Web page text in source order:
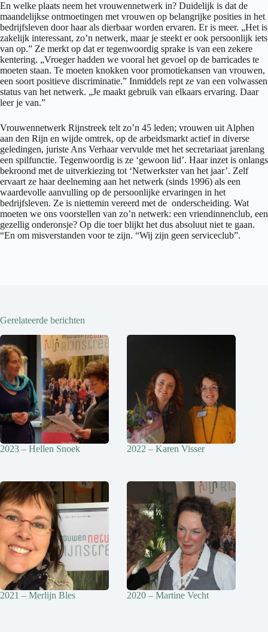
En welke plaats neem het vrouwennetwerk in? Duidelijk is dat de
maandelijkse ontmoetingen met vrouwen op belangrijke posities in het
bedrijfsleven door haar als dierbaar worden ervaren. Er is meer. „Het is
zakelijk interessant, zo’n netwerk, maar je steekt er ook persoonlijk iets
van op.” Ze merkt op dat er tegenwoordig sprake is van een zekere
kentering. „Vroeger hadden we vooral het gevoel op de barricades te
moeten staan. Te moeten knokken voor promotiekansen van vrouwen,
een soort positieve discriminatie.” Inmiddels rept ze van een volwassen
status van het netwerk. „Je maakt gebruik van elkaars ervaring. Daar
leer je van.”
Vrouwennetwerk Rijnstreek telt zo’n 45 leden; vrouwen uit Alphen
aan den Rijn en wijde omtrek, op de arbeidsmarkt actief in diverse
geledingen, juriste Ans Verhaar vervulde met het secretariaat jarenlang
een spilfunctie. Tegenwoordig is ze ‘gewoon lid’. Haar inzet is onlangs
bekroond met de uitverkiezing tot ‘Netwerkster van het jaar’. Zelf
ervaart ze haar deelneming aan het netwerk (sinds 1996) als een
waardevolle aanvulling op de persoonlijke ervaringen in het
bedrijfsleven. Ze is niettemin vereerd met de onderscheiding. Wat
moeten we ons voorstellen van zo’n netwerk: een vriendinnenclub, een
gezellig onderonsje? Op die toer blijkt het dus absoluut niet te gaan.
“En om misverstanden voor te zijn. “Wij zijn geen serviceclub”.
Gerelateerde berichten
2023 – Hellen Snoek 2022 – Karen Visser
2021 – Merlijn Bles 2020 – Martine Vecht